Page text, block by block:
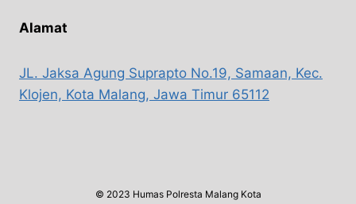
Alamat
JL. Jaksa Agung Suprapto No.19, Samaan, Kec.
Klojen, Kota Malang, Jawa Timur 65112
© 2023 Humas Polresta Malang Kota